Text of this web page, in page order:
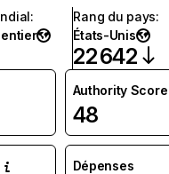
:
entier
Rang du pays:
États-Unis
22 642
Authority Score
48
Dépenses